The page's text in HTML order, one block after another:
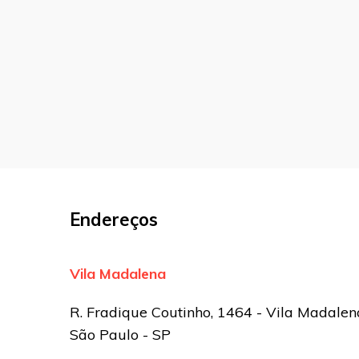
Endereços
Vila Madalena
R. Fradique Coutinho, 1464 - Vila
São Paulo - SP